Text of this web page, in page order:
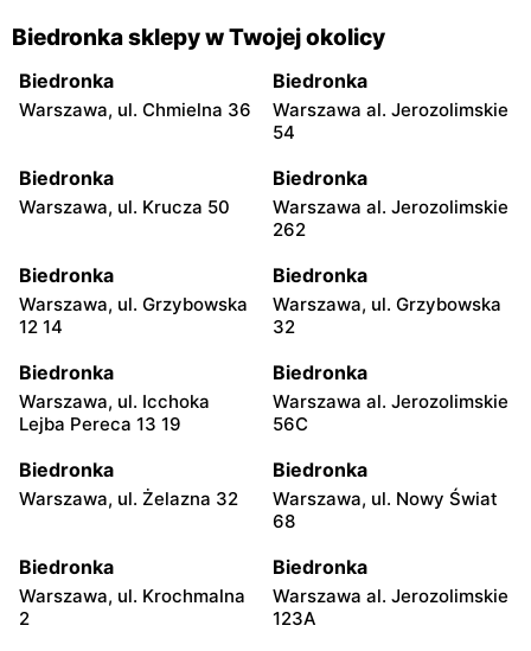
Biedronka sklepy w Twojej okolicy
Biedronka
Warszawa, ul. Chmielna 36
Biedronka
Warszawa al. Jerozolimskie
54
Biedronka
Warszawa, ul. Krucza 50
Biedronka
Warszawa al. Jerozolimskie
262
Biedronka
Warszawa, ul. Grzybowska
12 14
Biedronka
Warszawa, ul. Grzybowska
32
Biedronka
Warszawa, ul. Icchoka
Lejba Pereca 13 19
Biedronka
Warszawa al. Jerozolimskie
56C
Biedronka
Warszawa, ul. Żelazna 32
Biedronka
Warszawa, ul. Nowy Świat
68
Biedronka
Warszawa, ul. Krochmalna
2
Biedronka
Warszawa al. Jerozolimskie
123A